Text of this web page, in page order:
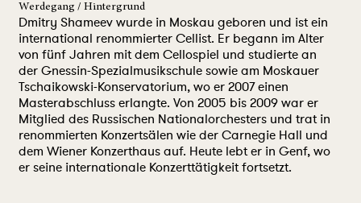
Werdegang / Hintergrund
Dmitry Shameev wurde in Moskau geboren und ist ein
international renommierter Cellist. Er begann im Alter
von fünf Jahren mit dem Cellospiel und studierte an
der Gnessin-Spezialmusikschule sowie am Moskauer
Tschaikowski-Konservatorium, wo er 2007 einen
Masterabschluss erlangte. Von 2005 bis 2009 war er
Mitglied des Russischen Nationalorchesters und trat in
renommierten Konzertsälen wie der Carnegie Hall und
dem Wiener Konzerthaus auf. Heute lebt er in Genf, wo
er seine internationale Konzerttätigkeit fortsetzt.